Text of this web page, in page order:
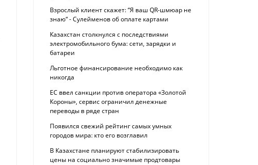
Взрослый клиент скажет: “Я ваш QR-шмюар не
знаю“ - Сулейменов об оплате картами
Казахстан столкнулся с последствиями
электромобильного бума: сети, зарядки и
батареи
Льготное финансирование необходимо как
никогда
ЕС ввел санкции против оператора «Золотой
Короны», сервис ограничил денежные
переводы в ряде стран
Появился свежий рейтинг самых умных
городов мира: кто его возглавил
В Казахстане планируют стабилизировать
цены на социально значимые продтовары